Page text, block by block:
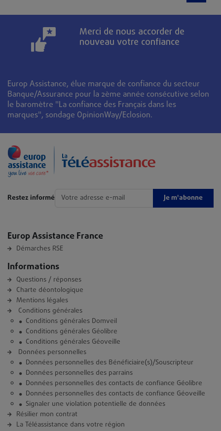
Merci de nous accorder de
nouveau votre confiance
Europ Assistance, élue marque de confiance du secteur
Banque/Assurance pour la 2ème année consécutive selon
le baromètre "La confiance des Français dans les
marques", sondage OpinionWay/Eclosion.
Restez informé Je m'abonne
Europ Assistance France
Démarches RSE
Informations
Questions / réponses
Charte déontologique
Mentions légales
Conditions générales
Conditions générales Domveil
Conditions générales Géolibre
Conditions générales Géoveille
Données personnelles
Données personnelles des Bénéficiaire(s)/Souscripteur
Données personnelles des parrains
Données personnelles des contacts de confiance Géolibre
Données personnelles des contacts de confiance Géoveille
Signaler une violation potentielle de données
Résilier mon contrat
La Téléassistance dans votre région